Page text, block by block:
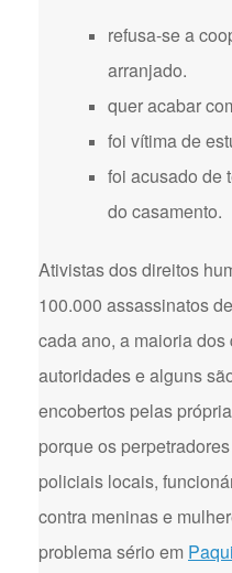
refusa-se a
arranjado.
quer acabar
foi vítima de
foi acusado de
do casamento.
Ativistas dos direitos
100.000 assassinatos
cada ano, a maioria
autoridades e alguns
encobertos pelas
porque os
policiais locais,
contra meninas e
problema sério em